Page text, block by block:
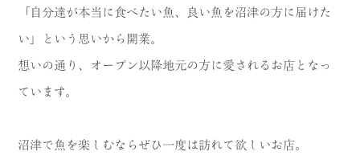
「自分達が本当に食べたい魚、良い魚を沼津の方に届けた
い」という思いから開業。
想いの通り、オープン以降地元の方に愛されるお店となっ
ています。
沼津で魚を楽しむならぜひ一度は訪れて欲しいお店。